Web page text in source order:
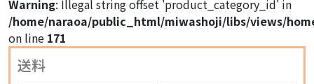
Warning: Illegal string offset 'product_category_id' in
/home/naraoa/public_html/miwashoji/libs/views/
on line 171
送料